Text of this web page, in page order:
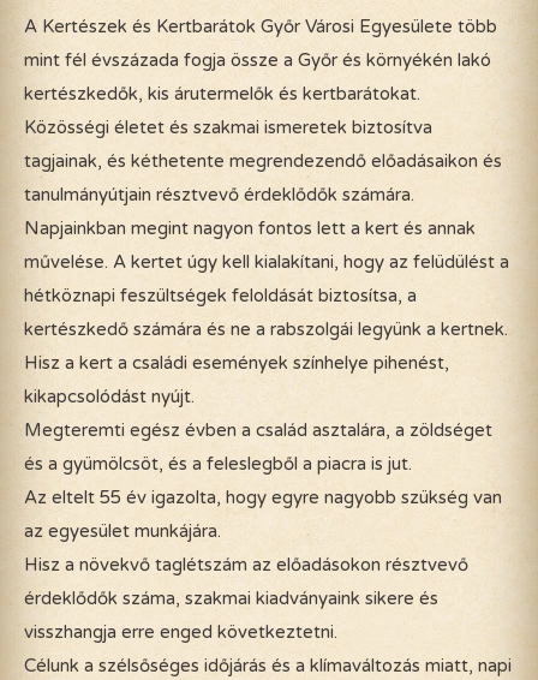
A Kertészek és Kertbarátok Győr Városi Egyesülete több
mint fél évszázada fogja össze a Győr és környékén lakó
kertészkedők, kis árutermelők és kertbarátokat.
Közösségi életet és szakmai ismeretek biztosítva
tagjainak, és kéthetente megrendezendő előadásaikon és
tanulmányútjain résztvevő érdeklődők számára.
Napjainkban megint nagyon fontos lett a kert és annak
művelése. A kertet úgy kell kialakítani, hogy az felüdülést a
hétköznapi feszültségek feloldását biztosítsa, a
kertészkedő számára és ne a rabszolgái legyünk a kertnek.
Hisz a kert a családi események színhelye pihenést,
kikapcsolódást nyújt.
Megteremti egész évben a család asztalára, a zöldséget
és a gyümölcsöt, és a feleslegből a piacra is jut.
Az eltelt 55 év igazolta, hogy egyre nagyobb szükség van
az egyesület munkájára.
Hisz a növekvő taglétszám az előadásokon résztvevő
érdeklődők száma, szakmai kiadványaink sikere és
visszhangja erre enged következtetni.
Célunk a szélsőséges időjárás és a klímaváltozás miatt, napi